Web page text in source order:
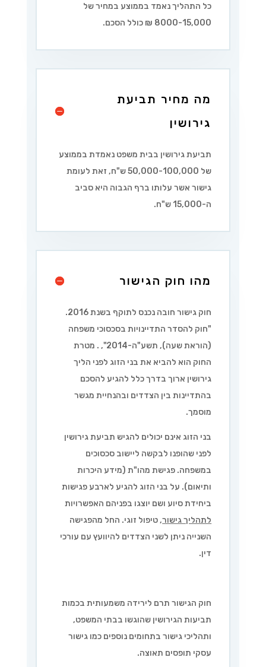
כל התהליך נאמד בממוצע במחיר של
8000-15,000 ₪ כולל הסכם.
מה מחיר תביעת
גירושין
תביעת גירושין בבית משפט נאמדת בממוצע
של 50,000-100,000 ש"ח, זאת לעומת
גישור אשר עלותו ברף הגבוה היא סביב
ה-15,000 ש"ח.
מהו חוק הגישור
חוק גישור חובה נכנס לתוקף בשנת 2016.
"חוק להסדר התדיינויות בסכסוכי משפחה
(הוראת שעה), תשע"ה-2014
", . מטרת
החוק הוא להביא את בני הזוג לפני הליך
גירושין ארוך בדרך כלל להגיע להסכם
בהתדיינות בין הצדדים ובהנחיית מגשר
מוסמך.
בני הזוג אינם יכולים להגיש תביעת גירושין
לפני שהופנו לבקשה ליישוב סכסוכים
במשפחה. פגישת מהו"ת (מידע היכרות
ותיאום). על בני הזוג להגיע לארבע פגישות
ביחידת סיוע ושם יוצגו בפניהם האפשרויות
לתהליך גישור, טיפול זוגי. החל מהפגישה
השנייה ניתן לשני הצדדים להיוועץ עם עורכי
דין.
חוק הגישור תרם לירידה משמעותית בכמות
תביעות הגירושין שהוגשו בבתי המשפט,
ותהליכי גישור בתחומים נוספים כמו גישור
עסקי תופסים תאוצה.